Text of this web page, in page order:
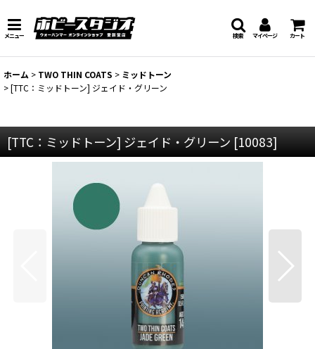
メニュー マイページ カート
検索
ホーム > TWO THIN COATS > ミッドトーン
>[TTC：ミッドトーン] ジェイド・グリーン
[TTC：ミッドトーン] ジェイド・グリーン [10083]